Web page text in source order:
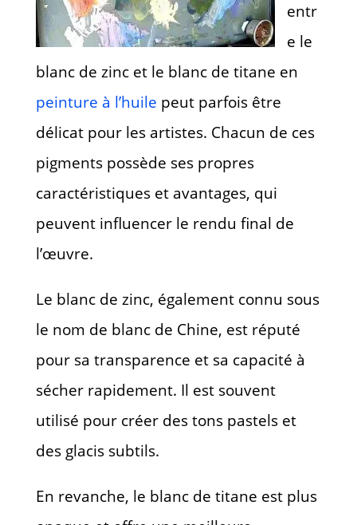
entr
e le
blanc de zinc et le blanc de titane en
peinture à l’huile peut parfois être
délicat pour les artistes. Chacun de ces
pigments possède ses propres
caractéristiques et avantages, qui
peuvent influencer le rendu final de
l’œuvre.
Le blanc de zinc, également connu sous
le nom de blanc de Chine, est réputé
pour sa transparence et sa capacité à
sécher rapidement. Il est souvent
utilisé pour créer des tons pastels et
des glacis subtils.
En revanche, le blanc de titane est plus